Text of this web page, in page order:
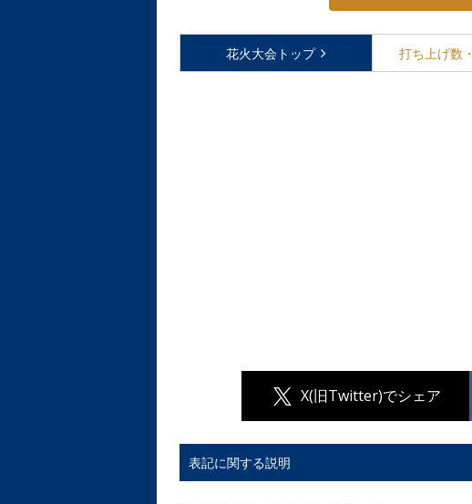
花火大会 トップ 打ち上げ数・
X(旧Twitter)でシェア
表記に関する説明